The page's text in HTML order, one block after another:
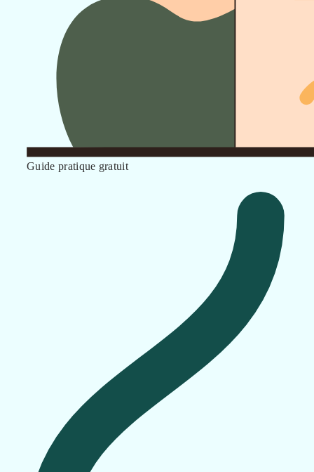
Guide pratique gratuit